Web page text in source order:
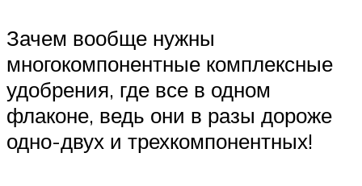
Зачем вообще нужны
многокомпонентные комплексные
удобрения, где все в одном
флаконе, ведь они в разы дороже
одно-двух и трехкомпонентных!